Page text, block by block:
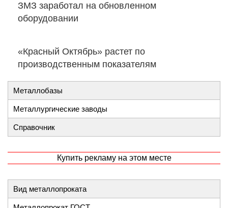
ЗМЗ заработал на обновленном
оборудовании
«Красный Октябрь» растет по
производственным показателям
Металлобазы
Металлургические заводы
Справочник
Купить рекламу на этом месте
Вид металлопроката